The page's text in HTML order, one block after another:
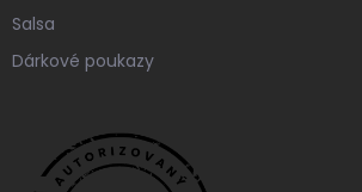
Salsa
Dárkové poukazy